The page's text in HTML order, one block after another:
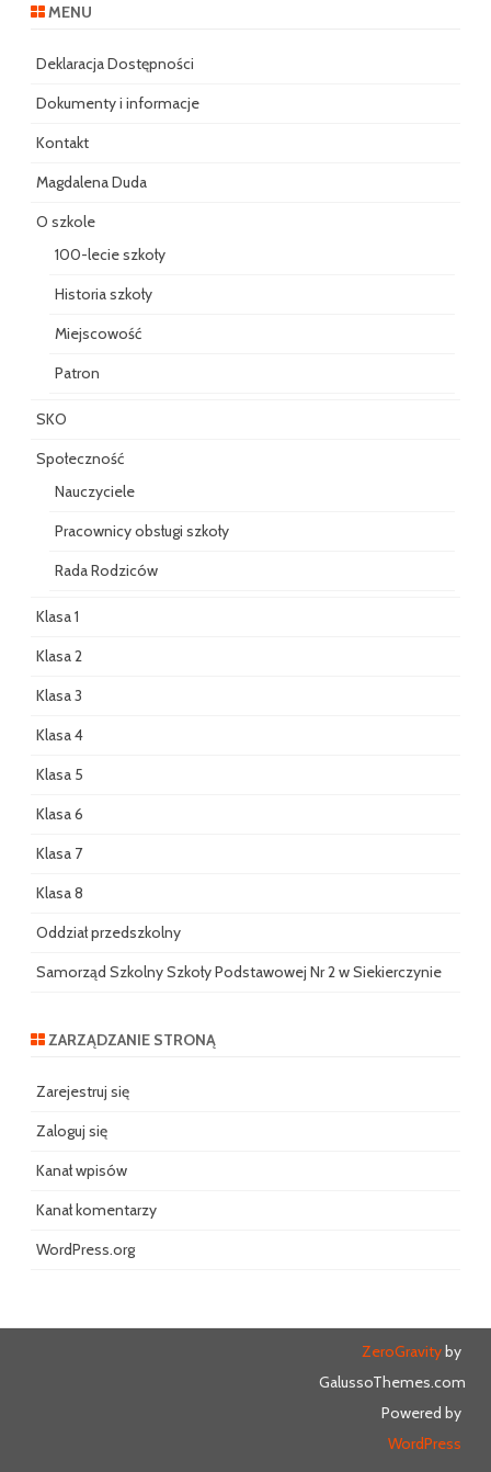
MENU
Deklaracja Dostępności
Dokumenty i informacje
Kontakt
Magdalena Duda
O szkole
100-lecie szkoły
Historia szkoły
Miejscowość
Patron
SKO
Społeczność
Nauczyciele
Pracownicy obsługi szkoły
Rada Rodziców
Klasa 1
Klasa 2
Klasa 3
Klasa 4
Klasa 5
Klasa 6
Klasa 7
Klasa 8
Oddział przedszkolny
Samorząd Szkolny Szkoły Podstawowej Nr 2 w Siekierczynie
ZARZĄDZANIE STRONĄ
Zarejestruj się
Zaloguj się
Kanał wpisów
Kanał komentarzy
WordPress.org
ZeroGravityby
GalussoThemes.com
Powered by
WordPress